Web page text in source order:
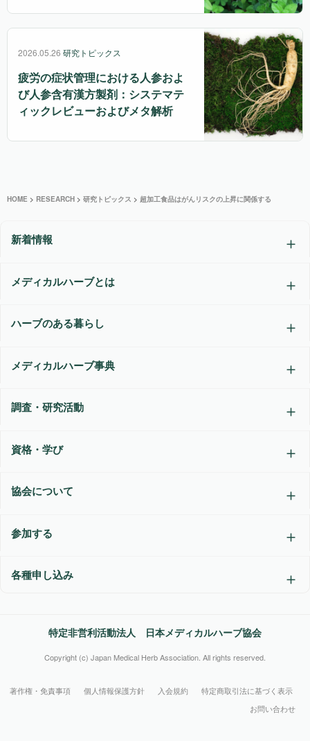
2026.05.26 研究トピックス
疲労の症状管理における人参およ
び人参含有漢方製剤：システマテ
ィックレビューおよびメタ解析
HOME > RESEARCH > 研究トピックス > 超加工食品はがんリスクの上昇に関係する
新着情報
メディカルハーブとは
ハーブのある暮らし
メディカルハーブ事典
調査・研究活動
資格・学び
協会について
参加する
各種申し込み
特定非営利活動法人 日本メディカルハーブ協会
Copyright (c) Japan Medical Herb Association. All rights reserved.
著作権・免責事項 個人情報保護方針 入会規約
特定商取引法に基づく表示
お問い合わせ